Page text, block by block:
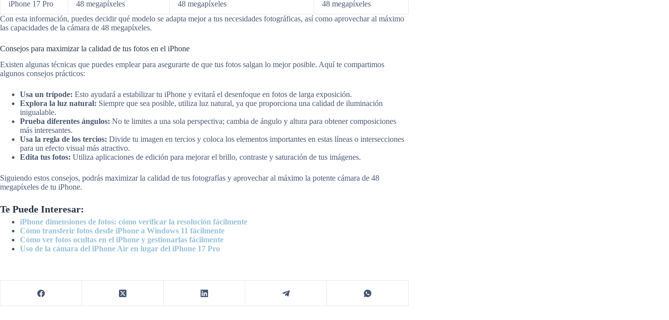
iPhone 17 Pro 48 megapíxeles 48 megapíxeles
48 megapíxeles
Con esta información, puedes decidir qué modelo se adapta mejor a tus necesidades fotográficas, así como aprovechar al máximo
las capacidades de la cámara de 48 megapíxeles.
Consejos para maximizar la calidad de tus fotos en el iPhone
Existen algunas técnicas que puedes emplear para asegurarte de que tus fotos salgan lo mejor posible. Aquí te compartimos
algunos consejos prácticos:
Usa un trípode: Esto ayudará a estabilizar tu iPhone y evitará el desenfoque en fotos de larga exposición.
Explora la luz natural: Siempre que sea posible, utiliza luz natural, ya que proporciona una calidad de iluminación
inigualable.
Prueba diferentes ángulos: No te limites a una sola perspectiva; cambia de ángulo y altura para obtener composiciones
más interesantes.
Usa la regla de los tercios: Divide tu imagen en tercios y coloca los elementos importantes en estas líneas o intersecciones
para un efecto visual más atractivo.
Edita tus fotos: Utiliza aplicaciones de edición para mejorar el brillo, contraste y saturación de tus imágenes.
Siguiendo estos consejos, podrás maximizar la calidad de tus fotografías y aprovechar al máximo la potente cámara de 48
megapíxeles de tu iPhone.
Te Puede Interesar:
iPhone dimensiones de fotos: cómo verificar la resolución fácilmente
Cómo transferir fotos desde iPhone a Windows 11 fácilmente
Cómo ver fotos ocultas en el iPhone y gestionarlas fácilmente
Uso de la cámara del iPhone Air en lugar del iPhone 17 Pro